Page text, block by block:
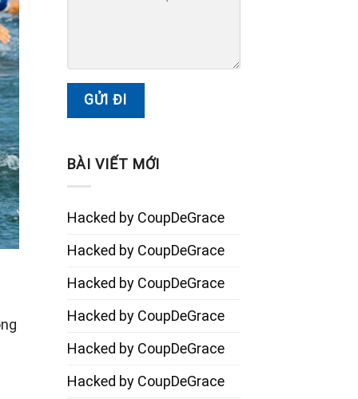
BÀI VIẾT MỚI
Hacked by CoupDeGrace
Hacked by CoupDeGrace
Hacked by CoupDeGrace
Hacked by CoupDeGrace
Hacked by CoupDeGrace
Hacked by CoupDeGrace